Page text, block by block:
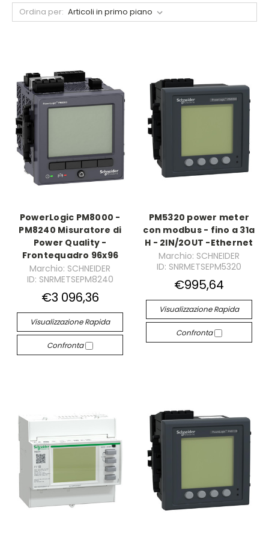
Ordina per:
PowerLogic PM8000 -
PM8240 Misuratore di
Power Quality -
Frontequadro 96x96
Marchio: SCHNEIDER
ID: SNRMETSEPM8240
€3 096,36
Visualizzazione Rapida
Confronta
PM5320 power meter
con modbus - fino a 31a
H - 2IN/2OUT -Ethernet
Marchio: SCHNEIDER
ID: SNRMETSEPM5320
€995,64
Visualizzazione Rapida
Confronta